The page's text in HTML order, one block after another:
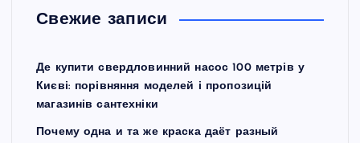
Свежие записи
Де купити свердловинний насос 100 метрів у
Києві: порівняння моделей і пропозицій
магазинів сантехніки
Почему одна и та же краска даёт разный